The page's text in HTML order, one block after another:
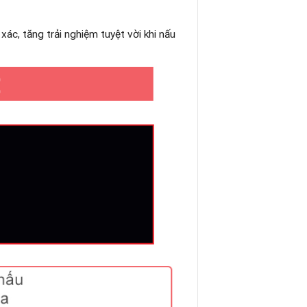
tăng trải nghiệm tuyệt vời khi nấu